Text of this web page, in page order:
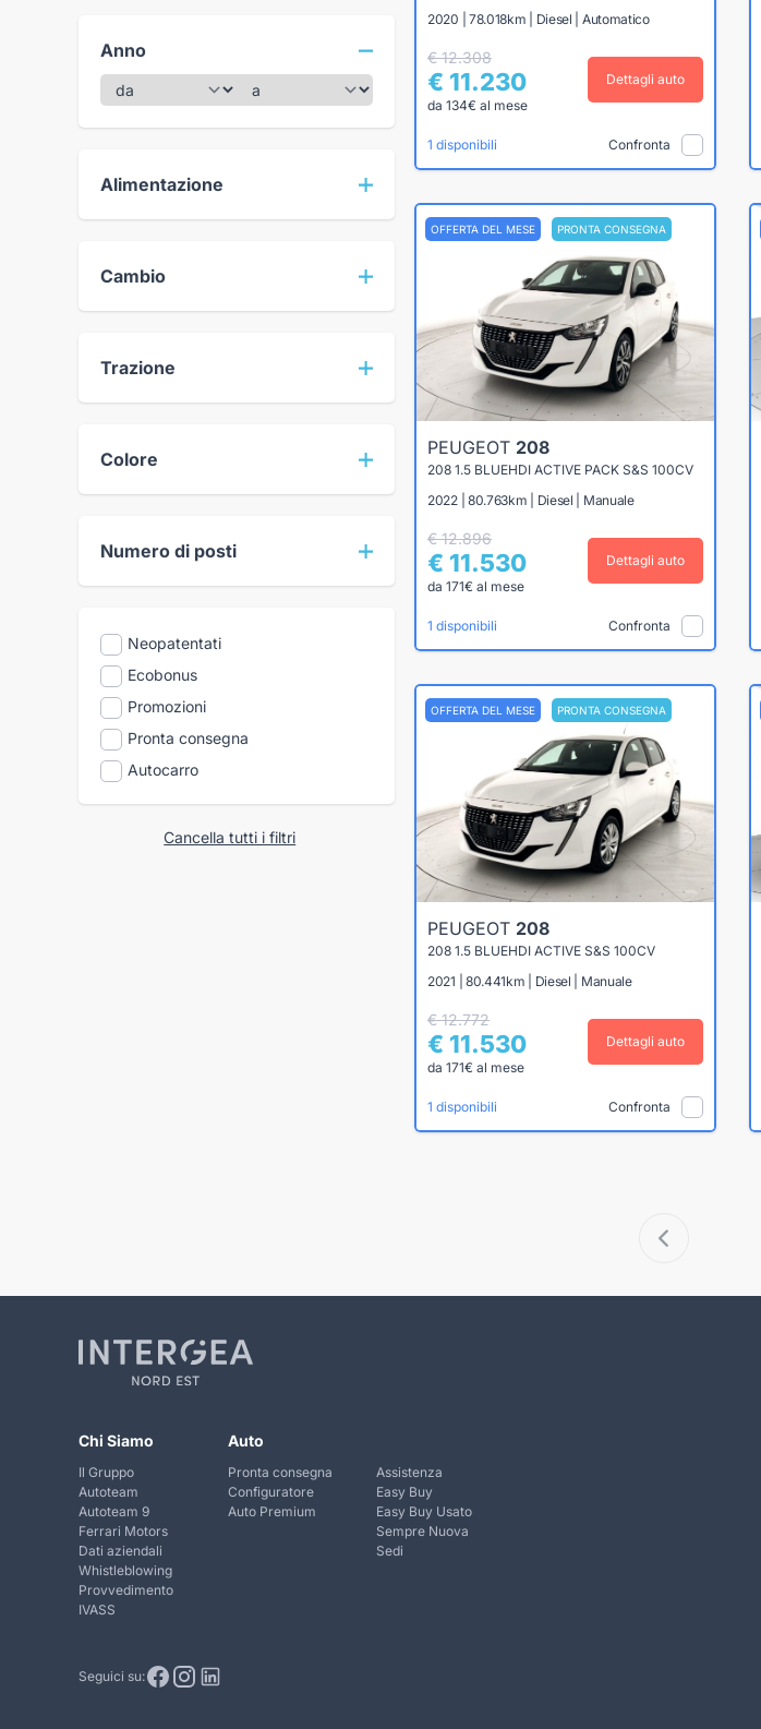
Anno
Alimentazione
Cambio
Trazione
Colore
Numero di posti
Neopatentati
Ecobonus
Promozioni
Pronta consegna
Autocarro
Cancella tutti i filtri
2020 | 78.018km | Diesel | Automatico
€ 12.308
€ 11.230
da 134€ al mese
Dettagli auto
1 disponibili Confronta
OFFERTA DEL MESE PRONTA CONSEGNA
PEUGEOT 208
208 1.5 BLUEHDI ACTIVE PACK S&S 100CV
2022 | 80.763km | Diesel | Manuale
€ 12.896
€ 11.530
da 171€ al mese
Dettagli auto
1 disponibili Confronta
OFFERTA DEL MESE PRONTA CONSEGNA
PEUGEOT 208
208 1.5 BLUEHDI ACTIVE S&S 100CV
2021 | 80.441km | Diesel | Manuale
€ 12.772
€ 11.530
da 171€ al mese
Dettagli auto
1 disponibili Confronta
Chi Siamo
Il Gruppo
Autoteam
Autoteam 9
Ferrari Motors
Dati aziendali
Whistleblowing
Provvedimento
IVASS
Auto
Pronta consegna
Configuratore
Auto Premium
Assistenza
Easy Buy
Easy Buy Usato
Sempre Nuova
Sedi
Seguici su: